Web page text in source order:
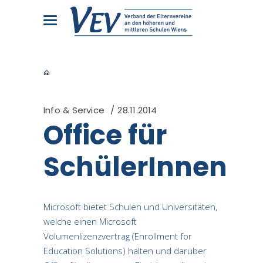
Info & Service 28.11.2014
Office für
SchülerInnen
Microsoft bietet Schulen und Universitäten,
welche einen Microsoft
Volumenlizenzvertrag (Enrollment for
Education Solutions) halten und darüber